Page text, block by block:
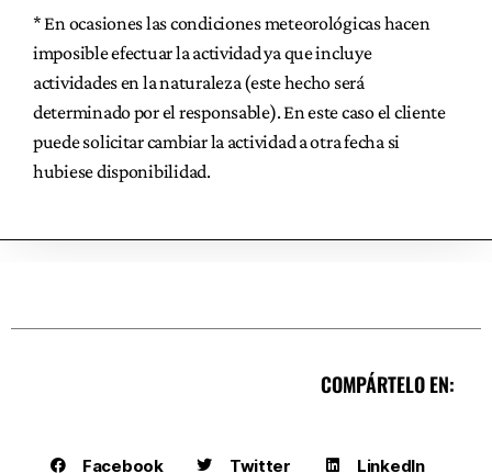
* En ocasiones las condiciones meteorológicas hacen
imposible efectuar la actividad ya que incluye
actividades en la naturaleza (este hecho será
determinado por el responsable). En este caso el cliente
puede solicitar cambiar la actividad a otra fecha si
hubiese disponibilidad.
COMPÁRTELO EN:
Facebook Twitter LinkedIn